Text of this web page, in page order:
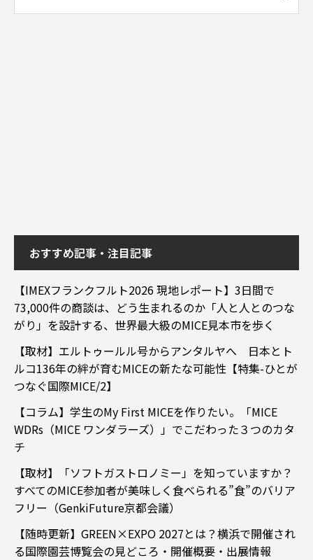
おすすめ記事・注目記事
【IMEXフランクフルト2026 現地レポート】3日間で
73,000件の商談は、どう生まれるのか「人と人とのつな
がり」を設計する、世界最大級のMICE見本市を歩く
【取材】エルトゥールル号からアンタルヤへ 日本とト
ルコ136年の絆が育むMICEの新たな可能性【特集-ひとが
つなぐ国際MICE/2】
【コラム】学生のMy First MICEを作りたい。「MICE
WDRs（MICE ワンダラーズ）」でこだわった３つのカタ
チ
【取材】「ソフトガストロノミー」を知っていますか？
すべてのMICE参加者が美味しく食べられる”食”のバリア
フリー（GenkiFuture京都会議）
【随時更新】GREEN×EXPO 2027とは？横浜で開催され
る国際園芸博覧会の見どころ・開催概要・出展情報